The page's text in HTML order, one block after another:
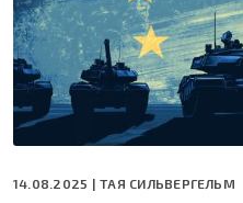
14.08.2025 |ТАЯ СИЛЬВЕРГЕЛЬМ